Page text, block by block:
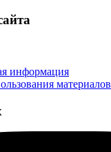
информация
материалов